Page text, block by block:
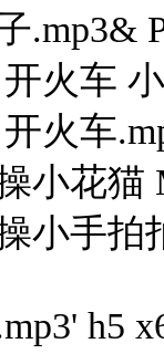
.mp3&
火车
火车
小花猫
小手拍
h5